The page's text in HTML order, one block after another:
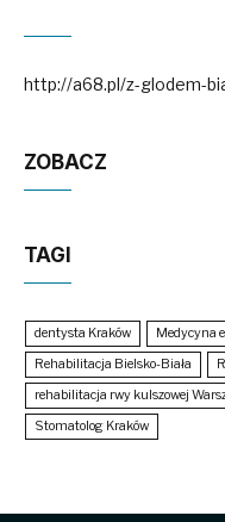
http://a68.pl/z-glodem-
ZOBACZ
TAGI
dentysta Kraków
Medycyna
Rehabilitacja Bielsko-Biała
rehabilitacja rwy kulszowej
Stomatolog Kraków